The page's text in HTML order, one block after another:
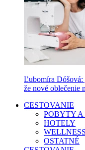
Ľubomíra Dóšová:
že nové oblečenie
CESTOVANIE
POBYTY
HOTELY
WELLNESS
OSTATNÉ